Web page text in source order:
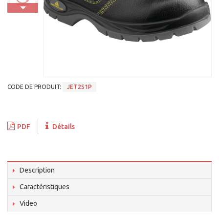
CODE DE PRODUIT: JET2S1P
PDF Détails
Description
Caractéristiques
Video